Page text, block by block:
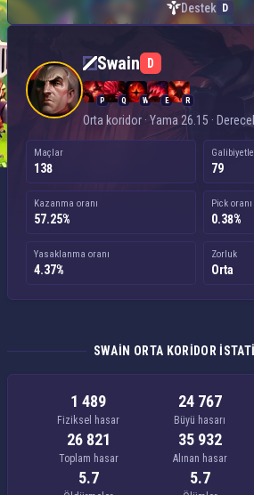
Destek D
Swain D
P Q W E R
Orta koridor · Yama 26.15 ·
Maçlar
138 79
Kazanma oranı
57.25%
Pick oranı
0.38%
Yasaklanma oranı
4.37%
Zorluk
Orta
SWAIN ORTA KORIDOR
1 489
Fiziksel hasar
24 767
Büyü hasarı
26 821
Toplam hasar
35 932
Alınan hasar
5.7 5.7